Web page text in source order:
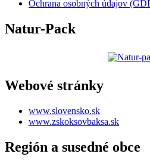
Ochrana osobných údajov
Natur-Pack
Webové stránky
www.slovensko.sk
www.zskoksovbaksa.sk
Región a susedné obce